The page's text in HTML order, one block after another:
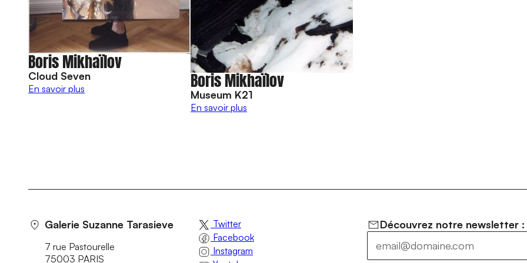
Boris Mikhaïlov
Cloud Seven
En savoir plus Boris Mikhaïlov
Museum K21
En savoir plus
Galerie Suzanne Tarasieve
7 rue Pastourelle
75003 PARIS
Twitter
Facebook
Instagram
Découvrez notre newsletter :